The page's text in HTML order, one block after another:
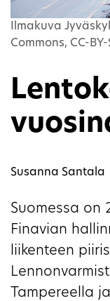
Ilmakuva
Commons, CC-
Susanna Santala
Suomessa on
Finavian
liikenteen
Tampereella